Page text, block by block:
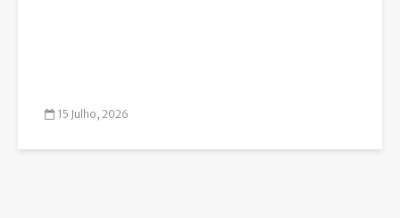
15 Julho, 2026